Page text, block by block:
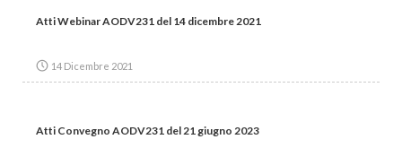
Atti Webinar AODV231 del 14 dicembre 2021
14 Dicembre 2021
Atti Convegno AODV231 del 21 giugno 2023